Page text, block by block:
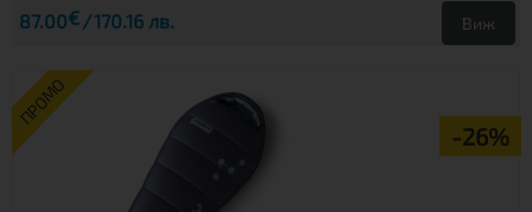
87.00€ 170.16 лв. Виж
ПРОМО
-26%